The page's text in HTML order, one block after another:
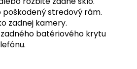
stredový rám.
zadnej kamery.
batériového krytu